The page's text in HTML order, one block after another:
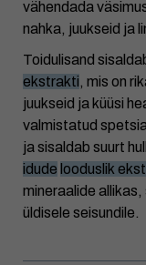
vähendada
nahka, juukseid ja
Toidulisand
ekstrakti, mis on
juukseid ja küüsi
valmistatud
ja sisaldab suurt
idude looduslik
mineraalide
üldisele seisundile.